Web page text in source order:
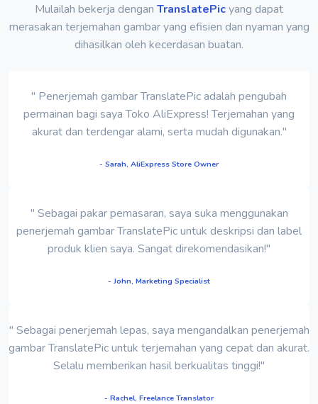
Mulailah bekerja dengan TranslatePicyang dapat
merasakan terjemahan gambar yang efisien dan nyaman yang
dihasilkan oleh kecerdasan buatan.
" Penerjemah gambar TranslatePic adalah pengubah
permainan bagi saya Toko AliExpress! Terjemahan yang
akurat dan terdengar alami, serta mudah digunakan."
- Sarah, AliExpress Store Owner
" Sebagai pakar pemasaran, saya suka menggunakan
penerjemah gambar TranslatePic untuk deskripsi dan label
produk klien saya. Sangat direkomendasikan!"
- John, Marketing Specialist
" Sebagai penerjemah lepas, saya mengandalkan penerjemah
gambar TranslatePic untuk terjemahan yang cepat dan akurat.
Selalu memberikan hasil berkualitas tinggi!"
- Rachel, Freelance Translator